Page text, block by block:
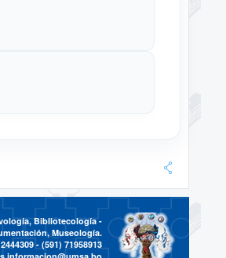
Bibliotecología -
Museología.
2444309 - (591) 71958913